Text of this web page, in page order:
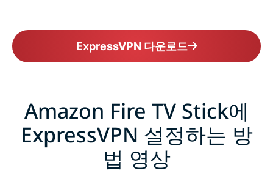
ExpressVPN 다운로드
Amazon Fire TV Stick에
ExpressVPN 설정하는 방
법 영상